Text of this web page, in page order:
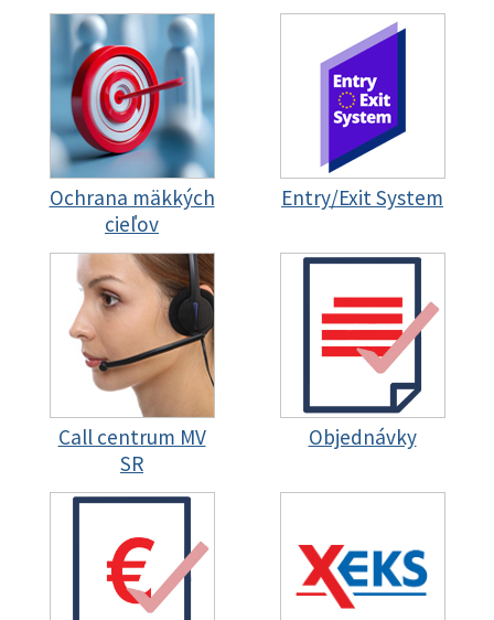
Ochrana mäkkých
cieľov
Entry/Exit System
Call centrum MV
SR
Objednávky